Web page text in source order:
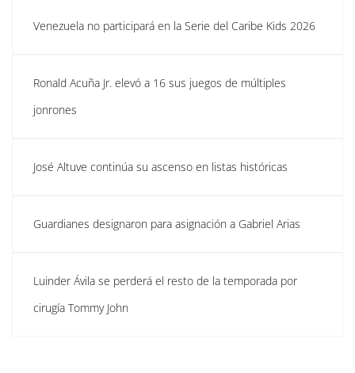
Venezuela no participará en la Serie del Caribe Kids 2026
Ronald Acuña Jr. elevó a 16 sus juegos de múltiples
jonrones
José Altuve continúa su ascenso en listas históricas
Guardianes designaron para asignación a Gabriel Arias
Luinder Ávila se perderá el resto de la temporada por
cirugía Tommy John